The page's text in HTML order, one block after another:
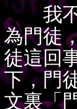
我不把
為門徒
徒這回
下，門
文裏「